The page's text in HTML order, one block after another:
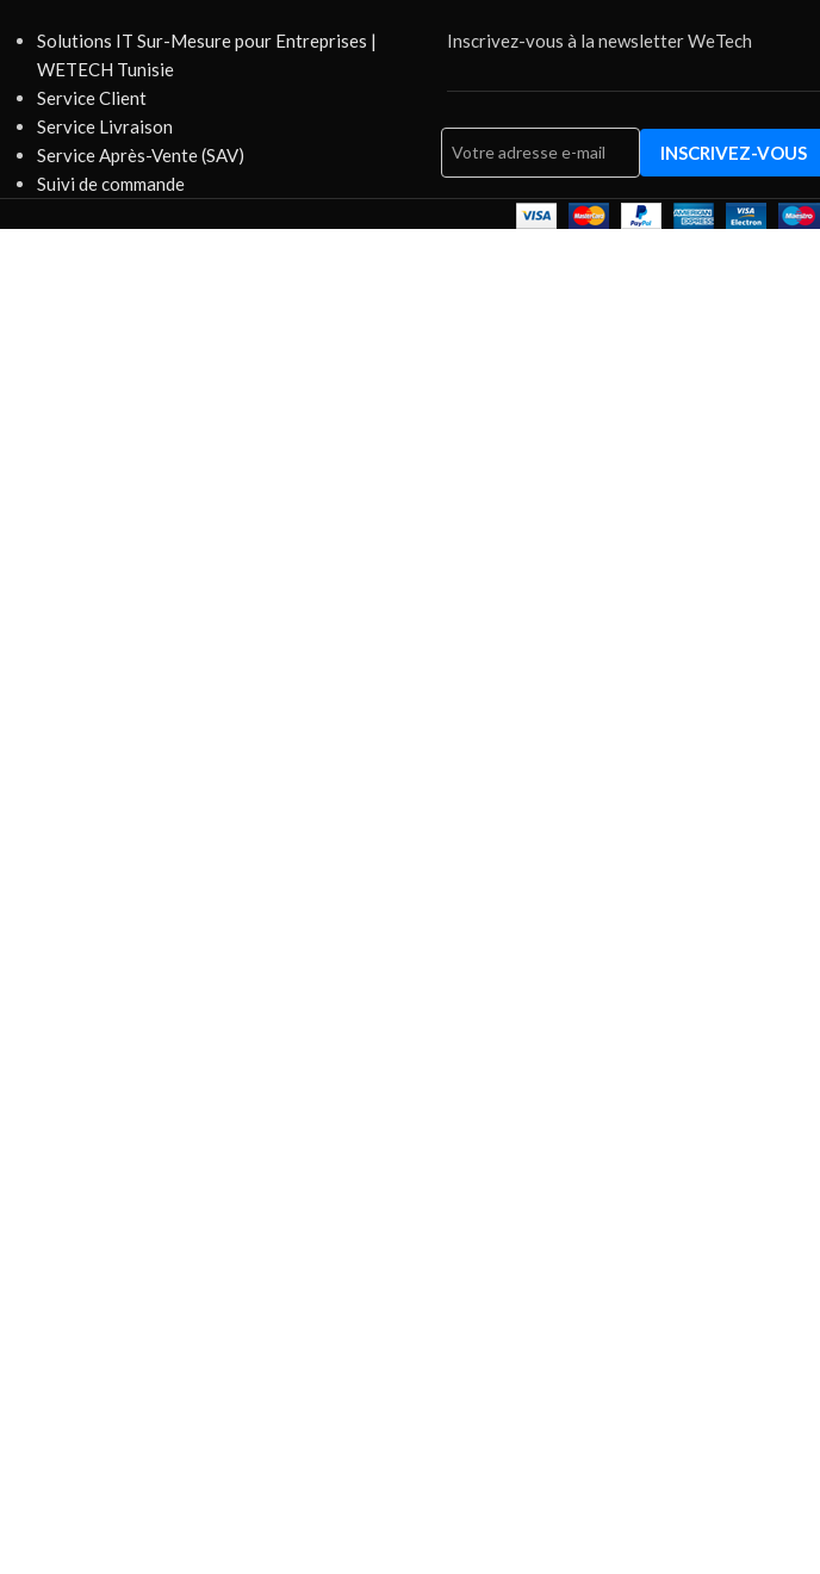
Solutions IT Sur-Mesure pour Entreprises |
WETECH Tunisie
Service Client
Service Livraison
Service Après-Vente (SAV)
Suivi de commande
Inscrivez-vous à la newsletter WeTech